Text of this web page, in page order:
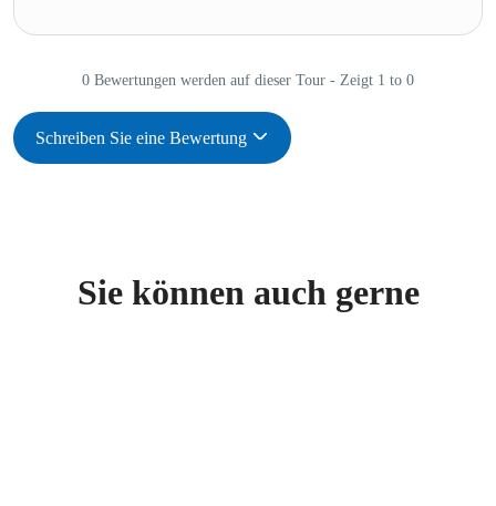
0 Bewertungen werden auf dieser Tour - Zeigt 1 to 0
Schreiben Sie eine Bewertung
Sie können auch gerne